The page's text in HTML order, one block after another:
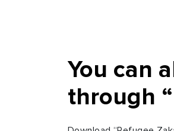
You can
through